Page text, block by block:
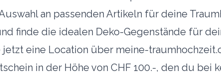
an passenden Artikeln für deine
finde die idealen Deko-Gegenstände für
jetzt eine Location über meine-
in der Höhe von CHF 100.-, den du bei